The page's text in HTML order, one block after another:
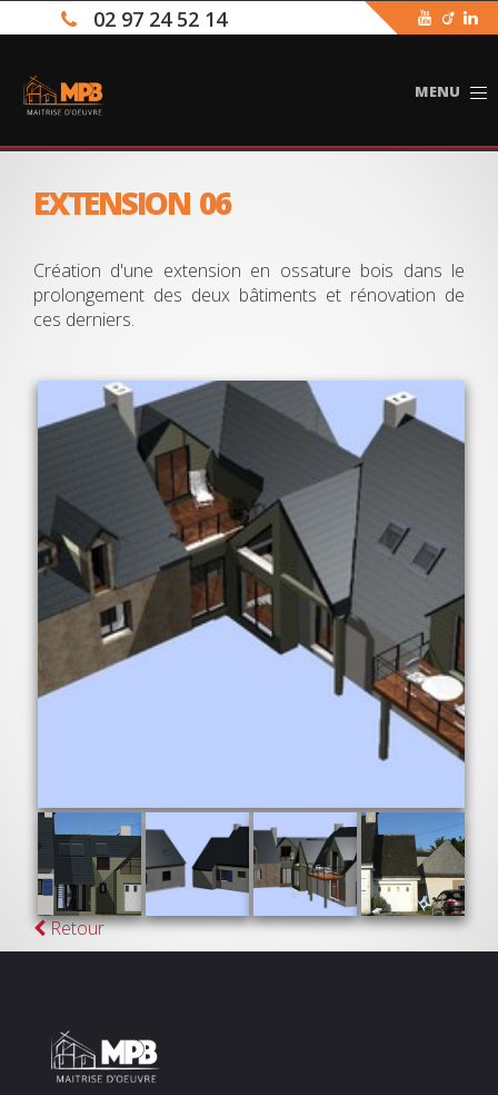
02 97 24 52 14
EXTENSION 06
Création d'une extension en ossature bois dans le
prolongement des deux bâtiments et rénovation de
ces derniers.
Retour